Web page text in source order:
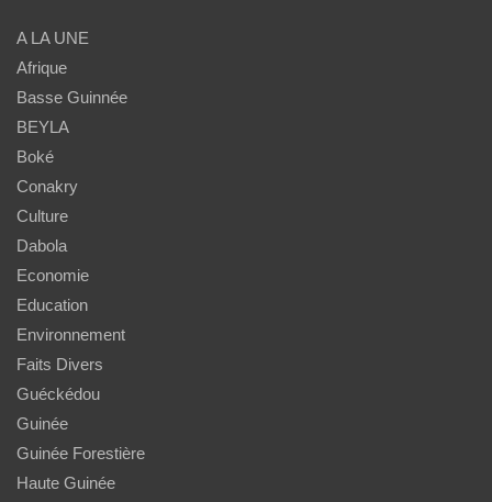
A LA UNE
Afrique
Basse Guinnée
BEYLA
Boké
Conakry
Culture
Dabola
Economie
Education
Environnement
Faits Divers
Guéckédou
Guinée
Guinée Forestière
Haute Guinée